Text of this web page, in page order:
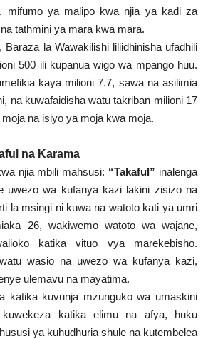
mifumo ya malipo kwa njia ya kadi za
tathmini ya mara kwa mara.
la Wawakilishi liliidhinisha ufadhili
500 ili kupanua wigo wa mpango huu.
kaya milioni 7.7, sawa na asilimia
na kuwafaidisha watu takriban milioni 17
na isiyo ya moja kwa moja.
na Karama
njia mbili mahsusi: “Takaful” inalenga
uwezo wa kufanya kazi lakini zisizo na
la msingi ni kuwa na watoto kati ya umri
26, wakiwemo watoto wa wajane,
katika vituo vya marekebisho.
wasio na uwezo wa kufanya kazi,
ulemavu na mayatima.
katika kuvunja mzunguko wa umaskini
katika elimu na afya, huku
ya kuhudhuria shule na kutembelea